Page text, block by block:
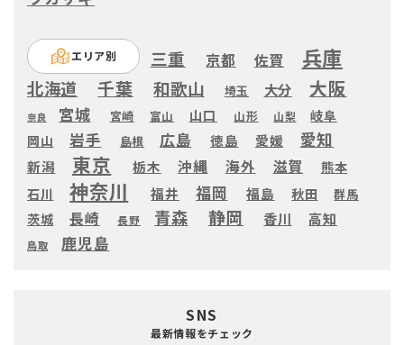
エリア別 三重 京都 佐賀 兵庫
北海道 千葉 和歌山 埼玉 大分 大阪
奈良 宮城 宮崎 富山 山口 山形 山梨
岐阜
岡山
岩手 島根 広島 徳島 愛媛 愛知
新潟 東京 栃木 沖縄 海外 滋賀
熊本
石川
神奈川 福井 福岡 福島 秋田 群馬
茨城 長崎 長野 青森 静岡 香川 高知
鳥取 鹿児島
SNS
最新情報をチェック